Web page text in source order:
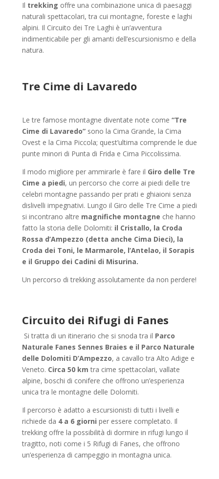
Il trekking offre una combinazione unica di paesaggi
naturali spettacolari, tra cui montagne, foreste e laghi
alpini. Il Circuito dei Tre Laghi è un’avventura
indimenticabile per gli amanti dell’escursionismo e della
natura.
Tre Cime di Lavaredo
Le tre famose montagne diventate note come “Tre
Cime di Lavaredo”sono la Cima Grande, la Cima
Ovest e la Cima Piccola; quest’ultima comprende le due
punte minori di Punta di Frida e Cima Piccolissima.
Il modo migliore per ammirarle è fare il Giro delle Tre
Cime a piedi, un percorso che corre ai piedi delle tre
celebri montagne passando per prati e ghiaioni senza
dislivelli impegnativi. Lungo il Giro delle Tre Cime a piedi
si incontrano altre magnifiche montagne che hanno
fatto la storia delle Dolomiti: il Cristallo, la Croda
Rossa d’Ampezzo (detta anche Cima Dieci), la
Croda dei Toni, le Marmarole, l’Antelao, il Sorapis
e il Gruppo dei Cadini di Misurina.
Un percorso di trekking assolutamente da non perdere!
Circuito dei Rifugi di Fanes
Si tratta di un itinerario che si snoda tra il Parco
Naturale Fanes Sennes Braies e il Parco Naturale
delle Dolomiti D’Ampezzo, a cavallo tra Alto Adige e
Veneto. Circa 50 km tra cime spettacolari, vallate
alpine, boschi di conifere che offrono un’esperienza
unica tra le montagne delle Dolomiti.
Il percorso è adatto a escursionisti di tutti i livelli e
richiede da 4 a 6 giorni per essere completato. Il
trekking offre la possibilità di dormire in rifugi lungo il
tragitto, noti come i 5 Rifugi di Fanes, che offrono
un’esperienza di campeggio in montagna unica.